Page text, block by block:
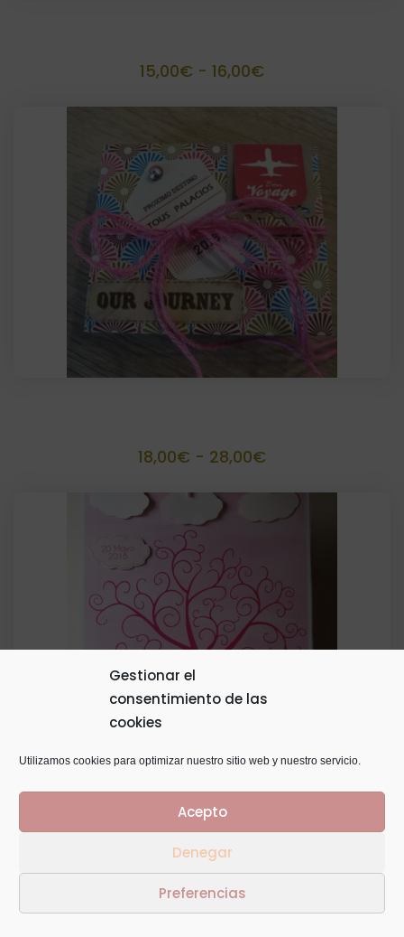
Gestionar el
consentimiento de las
cookies
Utilizamos cookies para optimizar nuestro sitio web y nuestro servicio.
Acepto
Denegar
Preferencias
15,00€ - 16,00€Rango
desde
15,00€
hasta
16,00€
18,00€ - 28,00€Rango
precios:
18,00€
hasta
28,00€
Árbol de huellas con tintero
20,00€
de